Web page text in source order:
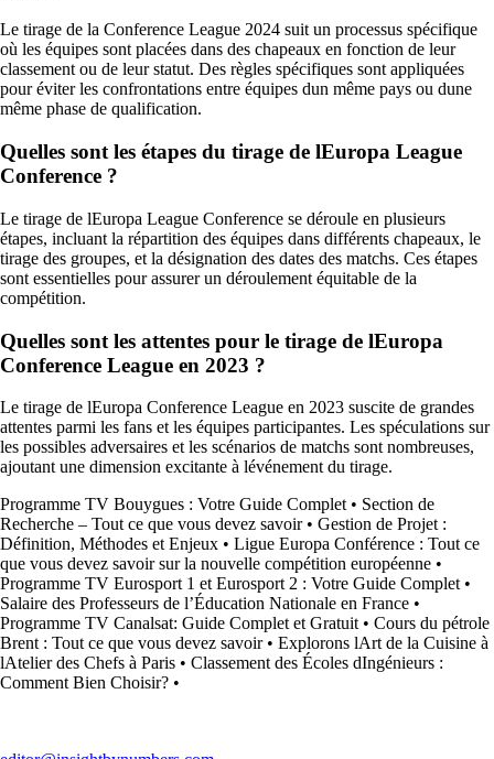
Le tirage de la Conference League 2024 suit un processus spécifique
où les équipes sont placées dans des chapeaux en fonction de leur
classement ou de leur statut. Des règles spécifiques sont appliquées
pour éviter les confrontations entre équipes dun même pays ou dune
même phase de qualification.
Quelles sont les étapes du tirage de lEuropa League
Conference ?
Le tirage de lEuropa League Conference se déroule en plusieurs
étapes, incluant la répartition des équipes dans différents chapeaux, le
tirage des groupes, et la désignation des dates des matchs. Ces étapes
sont essentielles pour assurer un déroulement équitable de la
compétition.
Quelles sont les attentes pour le tirage de lEuropa
Conference League en 2023 ?
Le tirage de lEuropa Conference League en 2023 suscite de grandes
attentes parmi les fans et les équipes participantes. Les spéculations sur
les possibles adversaires et les scénarios de matchs sont nombreuses,
ajoutant une dimension excitante à lévénement du tirage.
Programme TV Bouygues : Votre Guide Complet • Section de
Recherche – Tout ce que vous devez savoir• Gestion de Projet :
Définition, Méthodes et Enjeux • Ligue Europa Conférence : Tout ce
que vous devez savoir sur la nouvelle compétition européenne •
Programme TV Eurosport 1 et Eurosport 2 : Votre Guide Complet •
Salaire des Professeurs de l’Éducation Nationale en France •
Programme TV Canalsat: Guide Complet et Gratuit • Cours du pétrole
Brent : Tout ce que vous devez savoir• Explorons lArt de la Cuisine à
lAtelier des Chefs à Paris • Classement des Écoles dIngénieurs :
Comment Bien Choisir? •